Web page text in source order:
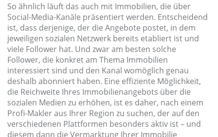
So ähnlich läuft das auch mit Immobilien, die über
Social-Media-Kanäle präsentiert werden. Entscheidend
ist, dass derjenige, der die Angebote postet, in dem
jeweiligen sozialen Netzwerk bereits etabliert ist und
viele Follower hat. Und zwar am besten solche
Follower, die konkret am Thema Immobilien
interessiert sind und den Kanal womöglich genau
deshalb abonniert haben. Eine effiziente Möglichkeit,
die Reichweite Ihres Immobilienangebots über die
sozialen Medien zu erhöhen, ist es daher, nach einem
Profi-Makler aus Ihrer Region zu suchen, der auf den
verschiedenen Plattformen besonders aktiv ist – und
diesem dann die Vermarktung Ihrer Immobilie